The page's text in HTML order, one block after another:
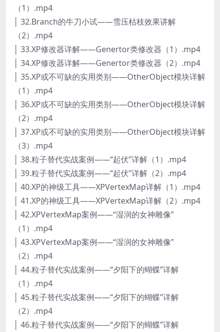
（1）.mp4
│ 32.Branch的牛刀小试——雪压枯枝效果讲解
（2）.mp4
│ 33.XP修改器详解——Genertor类修改器（1）.mp4
│ 34.XP修改器详解——Genertor类修改器（2）.mp4
│ 35.XP或不可缺的实用类别——OtherObject模块详解
（1）.mp4
│ 36.XP或不可缺的实用类别——OtherObject模块详解
（2）.mp4
│ 37.XP或不可缺的实用类别——OtherObject模块详解
（3）.mp4
│ 38.粒子替代实战案例——“起伏”详解（1）.mp4
│ 39.粒子替代实战案例——“起伏”详解（2）.mp4
│ 40.XP的神级工具——XPVertexMap详解（1）.mp4
│ 41.XP的神级工具——XPVertexMap详解（2）.mp4
│ 42.XPVertexMap案例——“湿润的女神雕像”
（1）.mp4
│ 43.XPVertexMap案例——“湿润的女神雕像”
（2）.mp4
│ 44.粒子替代实战案例——“夕阳下的蝴蝶”详解
（1）.mp4
│ 45.粒子替代实战案例——“夕阳下的蝴蝶”详解
（2）.mp4
│ 46.粒子替代实战案例——“夕阳下的蝴蝶”详解